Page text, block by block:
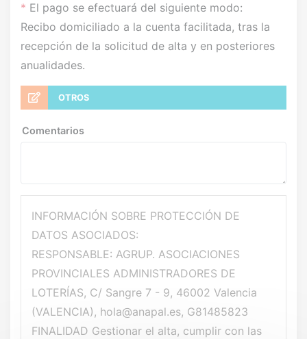
* El pago se efectuará del siguiente modo:
Recibo domiciliado a la cuenta facilitada, tras la
recepción de la solicitud de alta y en posteriores
anualidades.
OTROS
Comentarios
INFORMACIÓN SOBRE PROTECCIÓN DE
DATOS ASOCIADOS:
RESPONSABLE: AGRUP. ASOCIACIONES
PROVINCIALES ADMINISTRADORES DE
LOTERÍAS, C/ Sangre 7 - 9, 46002 Valencia
(VALENCIA), hola@anapal.es, G81485823
FINALIDAD Gestionar el alta, cumplir con las